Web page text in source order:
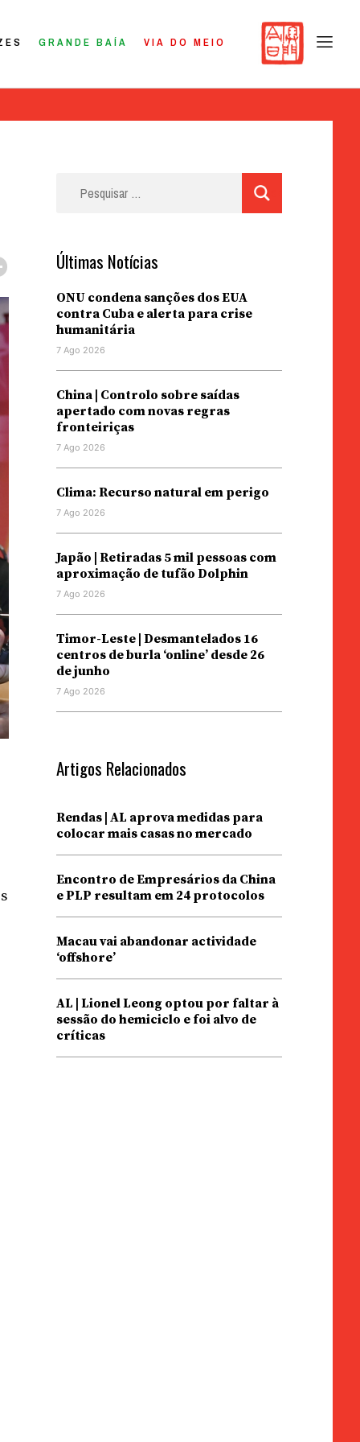
GRANDE BAÍA VIA DO MEIO
Últimas Notícias
ONU condena sanções dos EUA
contra Cuba e alerta para crise
humanitária
7 Ago 2026
China | Controlo sobre saídas
apertado com novas regras
fronteiriças
7 Ago 2026
Clima: Recurso natural em perigo
7 Ago 2026
Japão | Retiradas 5 mil pessoas com
aproximação de tufão Dolphin
7 Ago 2026
Timor-Leste | Desmantelados 16
centros de burla ‘online’ desde 26
de junho
7 Ago 2026
Artigos Relacionados
Rendas | AL aprova medidas para
colocar mais casas no mercado
Encontro de Empresários da China
e PLP resultam em 24 protocolos
Macau vai abandonar actividade
‘offshore’
AL | Lionel Leong optou por faltar à
sessão do hemiciclo e foi alvo de
críticas